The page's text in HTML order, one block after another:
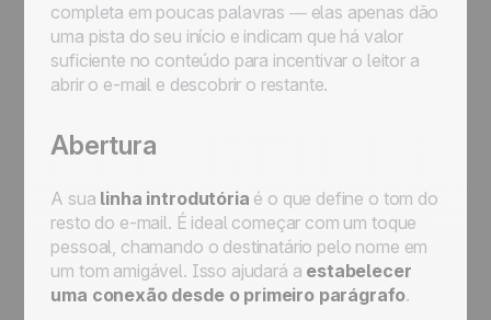
completa em poucas palavras — elas apenas dão
uma pista do seu início e indicam que há valor
suficiente no conteúdo para incentivar o leitor a
abrir o e-mail e descobrir o restante.
Abertura
A sua linha introdutória é o que define o tom do
resto do e-mail. É ideal começar com um toque
pessoal, chamando o destinatário pelo nome em
um tom amigável. Isso ajudará a estabelecer
uma conexão desde o primeiro parágrafo.